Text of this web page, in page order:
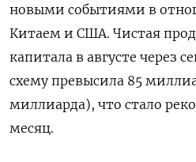
новыми событиями в
Китаем и США. Чистая
капитала в августе через
схему превысила 85
миллиарда), что стало
месяц.